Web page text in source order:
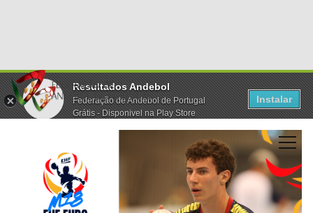
Resultados Andebol
Federação de Andebol de Portugal
Grátis - Disponivel na Play Store
Instalar